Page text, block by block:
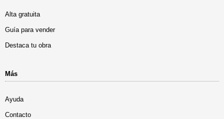
Alta gratuita
Guía para vender
Destaca tu obra
Más
Ayuda
Contacto